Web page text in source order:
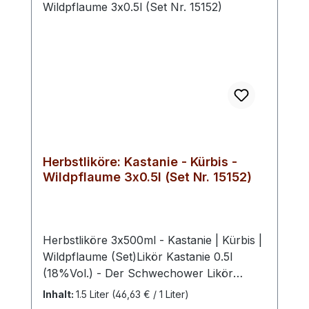
Herbstliköre: Kastanie - Kürbis -
Wildpflaume 3x0.5l (Set Nr. 15152)
Herbstliköre 3x500ml - Kastanie | Kürbis |
Wildpflaume (Set)Likör Kastanie 0.5l
(18%Vol.) - Der Schwechower Likör
Kastanie fängt das Aroma von Maronen,
Inhalt: 1.5 Liter (46,63 € / 1 Liter)